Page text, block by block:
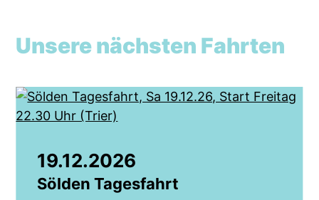
Unsere nächsten Fahrten
19.12.2026
Sölden Tagesfahrt